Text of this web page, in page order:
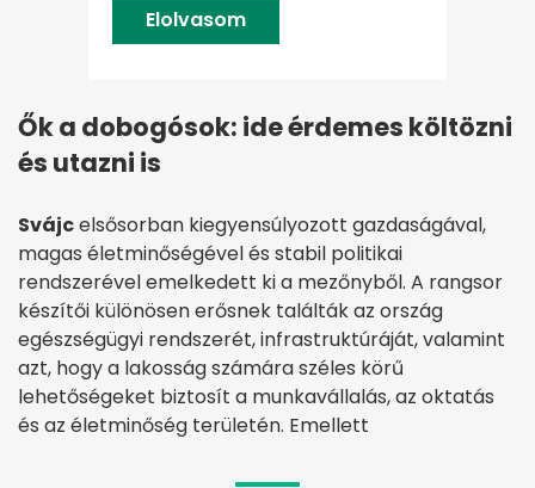
Elolvasom
Ők a dobogósok: ide érdemes költözni
és utazni is
Svájcelsősorban kiegyensúlyozott gazdaságával,
magas életminőségével és stabil politikai
rendszerével emelkedett ki a mezőnyből. A rangsor
készítői különösen erősnek találták az ország
egészségügyi rendszerét, infrastruktúráját, valamint
azt, hogy a lakosság számára széles körű
lehetőségeket biztosít a munkavállalás, az oktatás
és az életminőség területén. Emellett